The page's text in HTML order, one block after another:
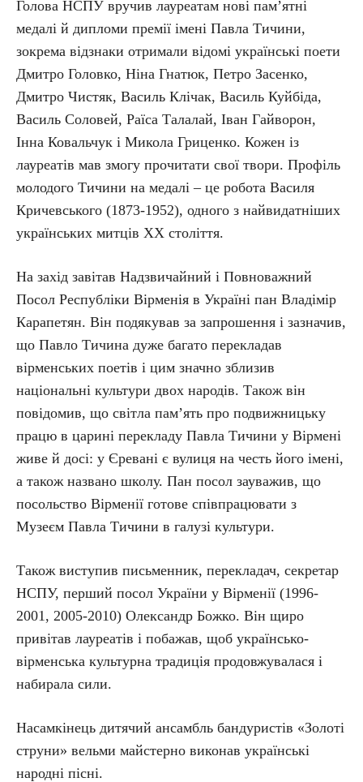
Голова НСПУ вручив лауреатам нові пам’ятні
медалі й дипломи премії імені Павла Тичини,
зокрема відзнаки отримали відомі українські поети
Дмитро Головко, Ніна Гнатюк, Петро Засенко,
Дмитро Чистяк, Василь Клічак, Василь Куйбіда,
Василь Соловей, Раїса Талалай, Іван Гайворон,
Інна Ковальчук і Микола Гриценко. Кожен із
лауреатів мав змогу прочитати свої твори. Профіль
молодого Тичини на медалі – це робота Василя
Кричевського (1873-1952), одного з найвидатніших
українських митців XX століття.
На захід завітав Надзвичайний і Повноважний
Посол Республіки Вірменія в Україні пан Владімір
Карапетян. Він подякував за запрошення і зазначив,
що Павло Тичина дуже багато перекладав
вірменських поетів і цим значно зблизив
національні культури двох народів. Також він
повідомив, що світла пам’ять про подвижницьку
працю в царині перекладу Павла Тичини у Вірмені
живе й досі: у Єревані є вулиця на честь його імені,
а також названо школу. Пан посол зауважив, що
посольство Вірменії готове співпрацювати з
Музеєм Павла Тичини в галузі культури.
Також виступив письменник, перекладач, секретар
НСПУ, перший посол України у Вірменії (1996-
2001, 2005-2010) Олександр Божко. Він щиро
привітав лауреатів і побажав, щоб українсько-
вірменська культурна традиція продовжувалася і
набирала сили.
Насамкінець дитячий ансамбль бандуристів «Золоті
струни» вельми майстерно виконав українські
народні пісні.